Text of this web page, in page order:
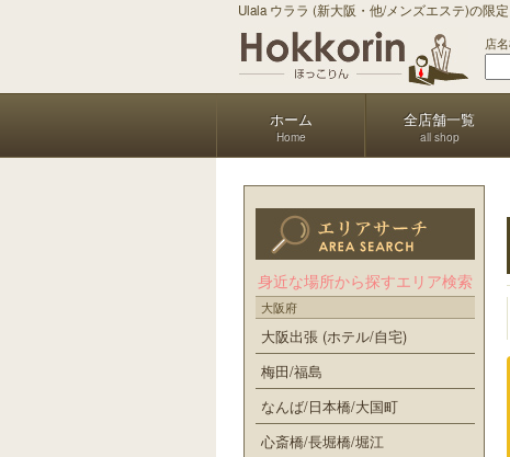
Ulala ウララ (新大阪・他/メンズエステ)の限
店
ホーム
Home
全店舗一覧
all shop
身近な場所から探すエリア検索
大阪府
大阪出張 (ホテル/自宅)
梅田/福島
なんば/日本橋/大国町
心斎橋/長堀橋/堀江